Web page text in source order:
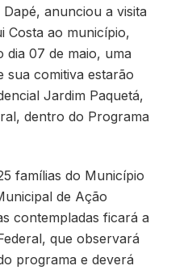
anunciou a visita
Costa ao município,
dia 07 de maio, uma
sua comitiva estarão
Jardim Paquetá,
dentro do Programa
famílias do Município
de Ação
contempladas ficará a
que observará
programa e deverá